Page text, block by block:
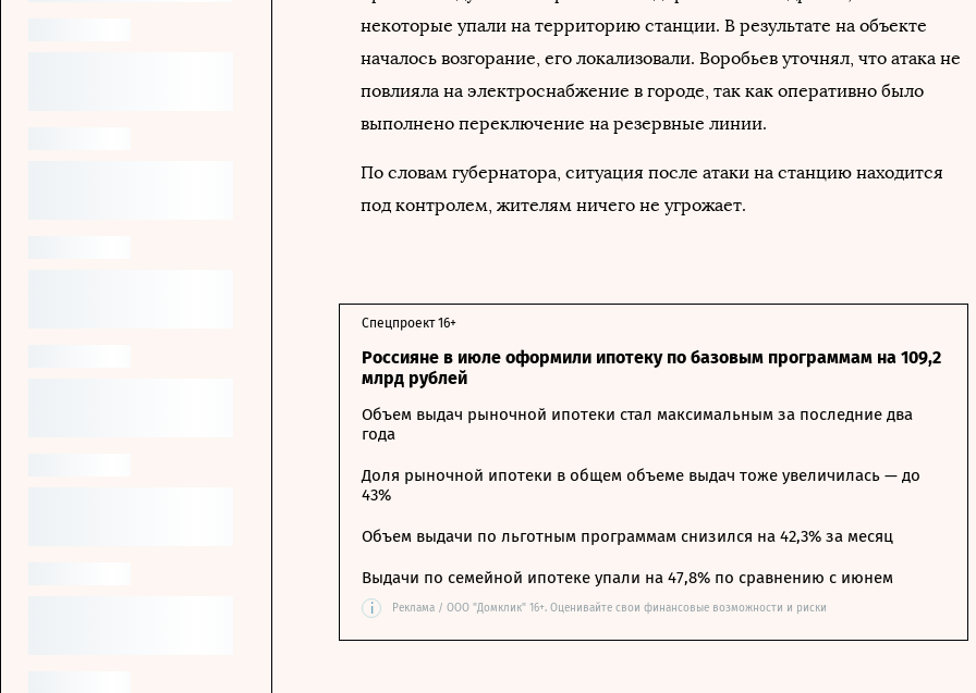
некоторые упали на территорию станции. В результате на объекте
началось возгорание, его локализовали. Воробьев уточнял, что атака не
повлияла на электроснабжение в городе, так как оперативно было
выполнено переключение на резервные линии.
По словам губернатора, ситуация после атаки на станцию находится
под контролем, жителям ничего не угрожает.
Россияне в июле оформили ипотеку по базовым программам на 109,2
млрд рублей
Спецпроект 16+
Объем выдач рыночной ипотеки стал максимальным за последние два
года
Доля рыночной ипотеки в общем объеме выдач тоже увеличилась — до
43%
Объем выдачи по льготным программам снизился на 42,3% за месяц
Выдачи по семейной ипотеке упали на 47,8% по сравнению с июнем
i Реклама / ООО "Домклик" 16+. Оценивайте свои финансовые возможности и риски